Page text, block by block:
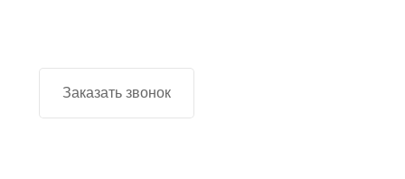
Заказать звонок